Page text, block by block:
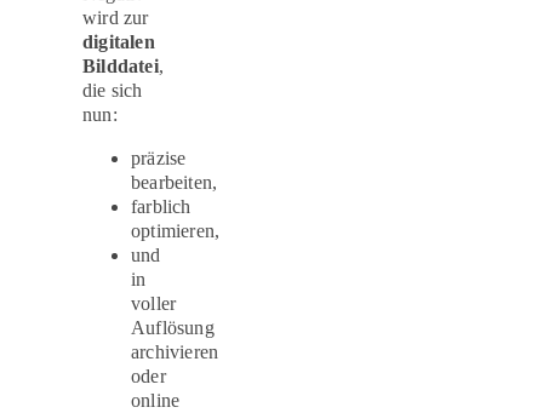
wird zur
digitalen
Bilddatei,
die sich
nun:
präzise
bearbeiten,
farblich
optimieren,
und
in
voller
Auflösung
archivieren
oder
online